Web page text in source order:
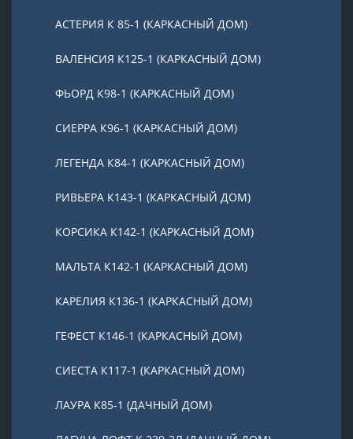
АСТЕРИЯ К 85-1 (КАРКАСНЫЙ ДОМ)
ВАЛЕНСИЯ К125-1 (КАРКАСНЫЙ ДОМ)
ФЬОРД К98-1 (КАРКАСНЫЙ ДОМ)
СИЕРРА К96-1 (КАРКАСНЫЙ ДОМ)
ЛЕГЕНДА К84-1 (КАРКАСНЫЙ ДОМ)
РИВЬЕРА К143-1 (КАРКАСНЫЙ ДОМ)
КОРСИКА К142-1 (КАРКАСНЫЙ ДОМ)
МАЛЬТА К142-1 (КАРКАСНЫЙ ДОМ)
КАРЕЛИЯ К136-1 (КАРКАСНЫЙ ДОМ)
ГЕФЕСТ К146-1 (КАРКАСНЫЙ ДОМ)
СИЕСТА К117-1 (КАРКАСНЫЙ ДОМ)
ЛАУРА К85-1 (ДАЧНЫЙ ДОМ)